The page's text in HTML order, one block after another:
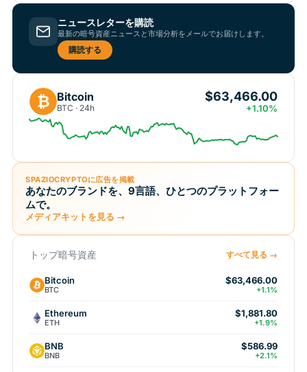
ニュースレターを購読
最新の暗号資産ニュースと市場分析をメールでお届けします。
購読する
₿ Bitcoin
BTC · 24h
$63,466.00
+1.10%
SPAZIOCRYPTOに広告を掲載
あなたのブランドを、9言語、ひとつのプラットフォー
ムで。
メディアキットを見る →
トップ暗号資産 すべて見る →
Bitcoin
BTC
$63,466.00
+1.1%
Ethereum
ETH
$1,881.80
+1.9%
BNB
BNB
$586.99
+2.1%